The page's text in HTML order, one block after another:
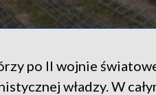
po II wojnie
władzy. W